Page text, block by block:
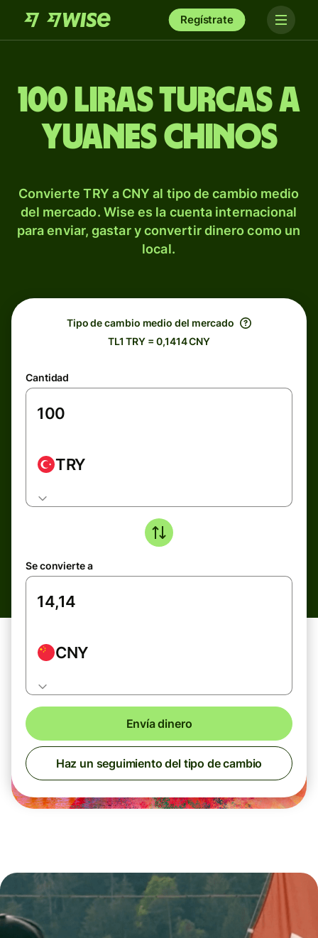
Regístrate
100 liras turcas a
yuanes chinos
Convierte TRY a CNY al tipo de cambio medio
del mercado. Wise es la cuenta internacional
para enviar, gastar y convertir dinero como un
local.
Tipo de cambio medio del mercado
TL1 TRY = 0,1414 CNY
Cantidad
TRY
Se convierte a
CNY
Envía dinero
Haz un seguimiento del tipo de cambio